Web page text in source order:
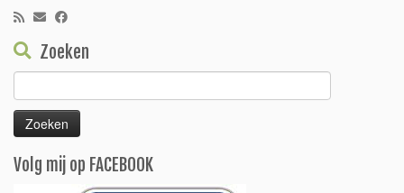
Zoeken
naar:
Volg mij op FACEBOOK